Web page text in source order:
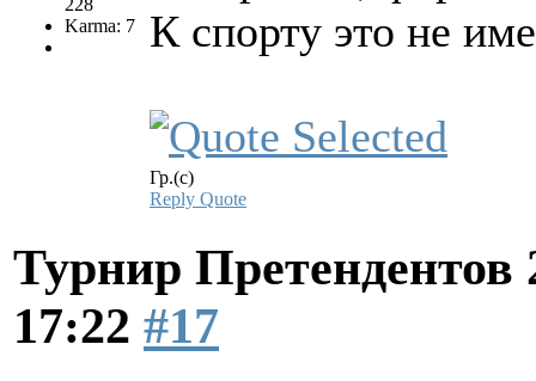
228
Karma: 7
К спорту это не
Гр.(с)
Reply Quote
Турнир Претендентов
17:22 #17